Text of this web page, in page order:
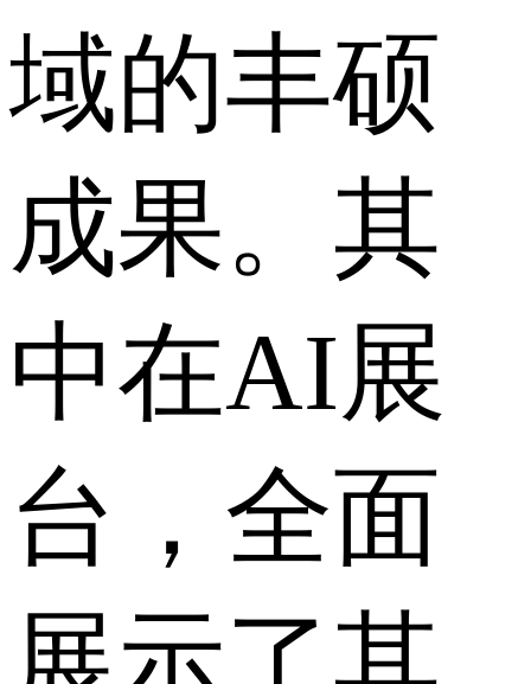
域的丰硕
成果。其
中在AI展
台，全面